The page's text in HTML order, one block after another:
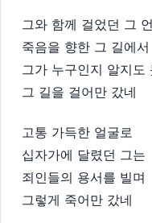
그와 함께 걸었던 그
죽음을 향한 그 길에서
그가 누구인지 알지도
그 길을 걸어만 갔네
고통 가득한 얼굴로
십자가에 달렸던 그는
죄인들의 용서를 빌며
그렇게 죽어만 갔네